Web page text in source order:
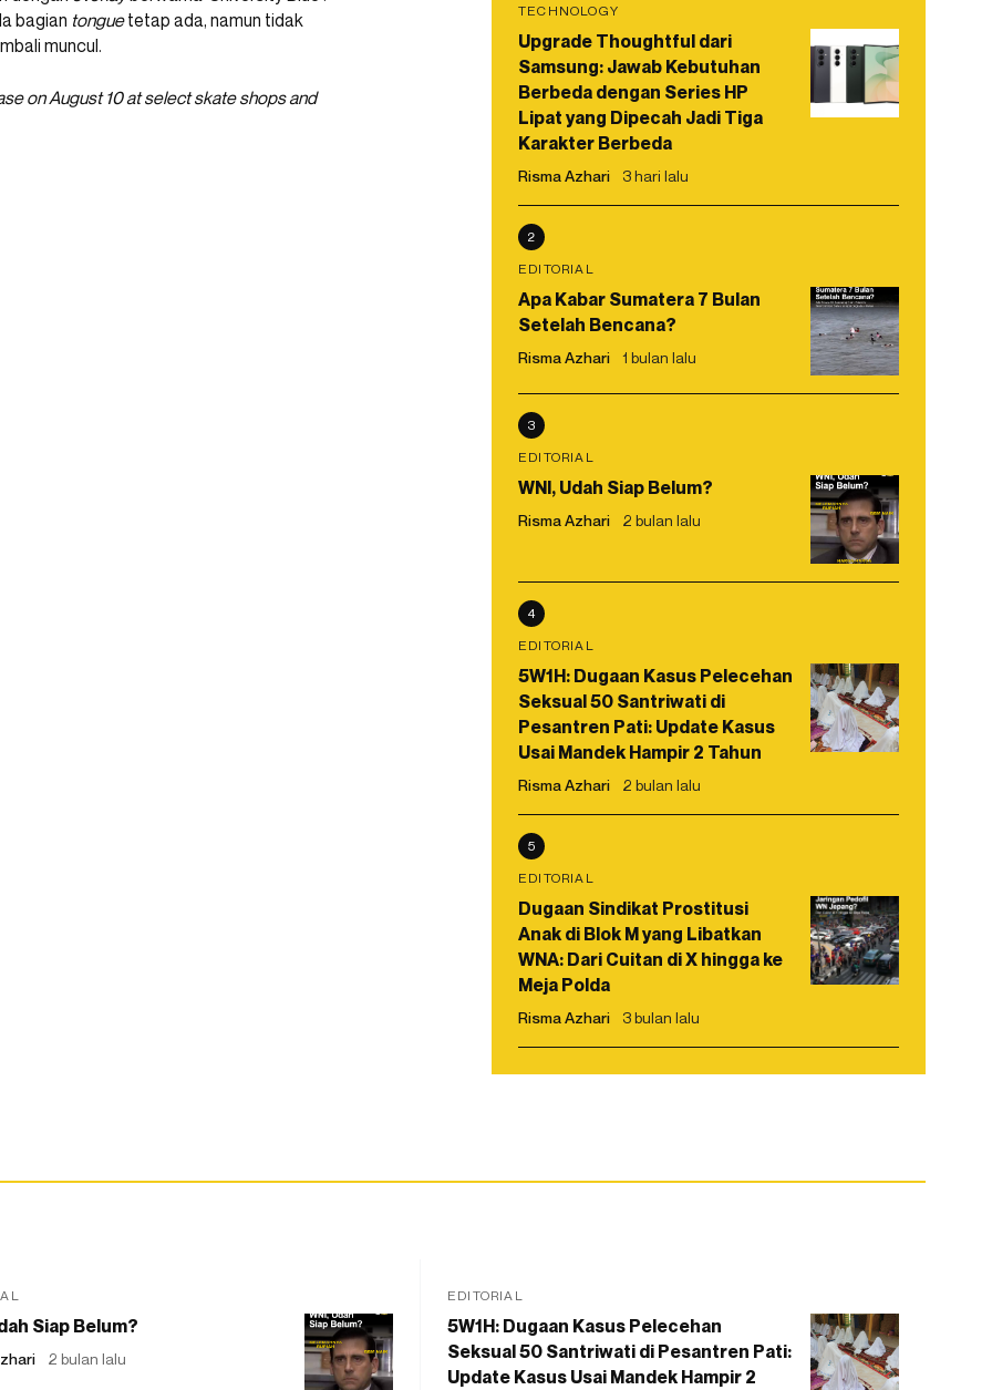
bagian tonguetetap ada, namun tidak
muncul.
on August 10 at select skate shops and
TECHNOLOGY
Upgrade Thoughtful dari
Samsung: Jawab Kebutuhan
Berbeda dengan Series HP
Lipat yang Dipecah Jadi Tiga
Karakter Berbeda
Risma Azhari 3 hari lalu
2
EDITORIAL
Apa Kabar Sumatera 7 Bulan
Setelah Bencana?
Risma Azhari 1 bulan lalu
3
EDITORIAL
WNI, Udah Siap Belum?
Risma Azhari 2 bulan lalu
4
EDITORIAL
5W1H: Dugaan Kasus Pelecehan
Seksual 50 Santriwati di
Pesantren Pati: Update Kasus
Usai Mandek Hampir 2 Tahun
Risma Azhari 2 bulan lalu
5
EDITORIAL
Dugaan Sindikat Prostitusi
Anak di Blok M yang Libatkan
WNA: Dari Cuitan di X hingga ke
Meja Polda
Risma Azhari 3 bulan lalu
Siap Belum?
2 bulan lalu
EDITORIAL
5W1H: Dugaan Kasus Pelecehan
Seksual 50 Santriwati di Pesantren Pati:
Update Kasus Usai Mandek Hampir 2